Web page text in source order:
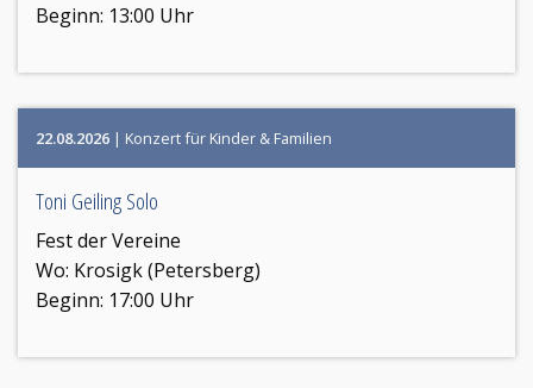
Beginn: 13:00 Uhr
22.08.2026 | Konzert für Kinder & Familien
Toni Geiling Solo
Fest der Vereine
Wo: Krosigk (Petersberg)
Beginn: 17:00 Uhr